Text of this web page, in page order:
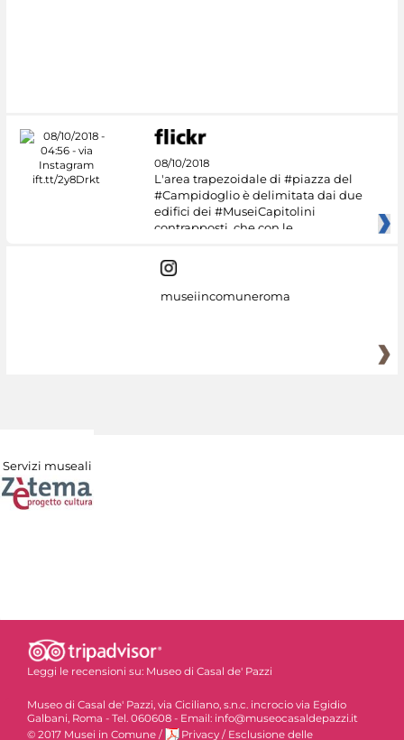
08/10/2018
L'area trapezoidale di #piazza del
#Campidoglio è delimitata dai due
edifici dei #MuseiCapitolini
contrapposti, che con le
museiincomuneroma
Servizi museali
Leggi le recensioni su: Museo di Casal de' Pazzi
Museo di Casal de' Pazzi, via Ciciliano, s.n.c. incrocio via Egidio
Galbani, Roma - Tel. 060608 - Email: info@museocasaldepazzi.it
© 2017 Musei in Comune / Privacy / Esclusione delle